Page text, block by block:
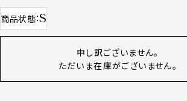
商品状態 S
申し訳ございません。
ただいま在庫がございません。